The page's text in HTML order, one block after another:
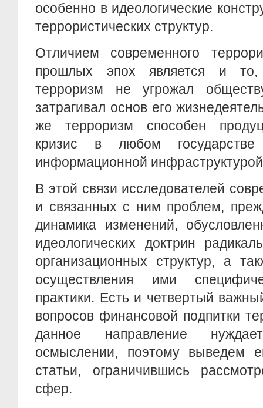
особенно в идеологические
террористических структур.
Отличием современного
прошлых эпох является и то,
терроризм не угрожал
затрагивал основ его
же терроризм способен
кризис в любом государстве
информационной
В этой связи исследователей
и связанных с ним проблем,
динамика изменений,
идеологических доктрин
организационных структур, а
осуществления ими
практики. Есть и четвертый
вопросов финансовой подпитки
данное направление
осмыслении, поэтому выведем
статьи, ограничившись
сфер.